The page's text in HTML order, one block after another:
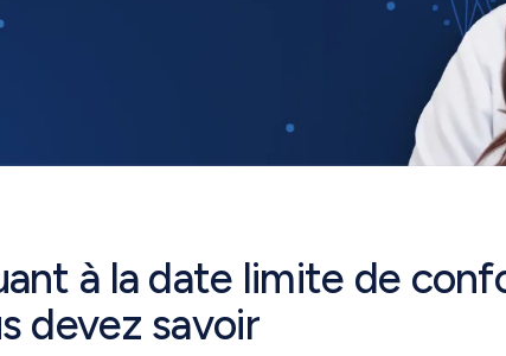
à la date limite de
devez savoir